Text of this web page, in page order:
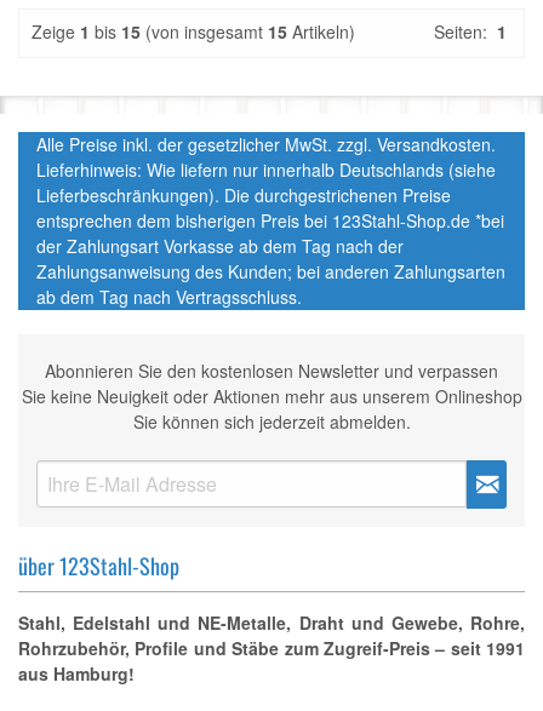
Zeige 1 bis 15 (von insgesamt 15 Artikeln) Seiten: 1
Alle Preise inkl. der gesetzlicher MwSt. zzgl. Versandkosten.
Lieferhinweis: Wie liefern nur innerhalb Deutschlands (siehe
Lieferbeschränkungen). Die durchgestrichenen Preise
entsprechen dem bisherigen Preis bei 123Stahl-Shop.de *bei
der Zahlungsart Vorkasse ab dem Tag nach der
Zahlungsanweisung des Kunden; bei anderen Zahlungsarten
ab dem Tag nach Vertragsschluss.
Abonnieren Sie den kostenlosen Newsletter und verpassen
Sie keine Neuigkeit oder Aktionen mehr aus unserem Onlineshop
Sie können sich jederzeit abmelden.
über 123Stahl-Shop
Stahl, Edelstahl und NE-Metalle, Draht und Gewebe, Rohre,
Rohrzubehör, Profile und Stäbe zum Zugreif-Preis – seit 1991
aus Hamburg!